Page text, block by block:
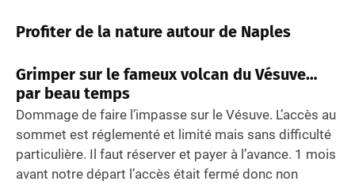
Profiter de la nature autour de Naples
Grimper sur le fameux volcan du Vésuve…
par beau temps
Dommage de faire l’impasse sur le Vésuve. L’accès au
sommet est réglementé et limité mais sans difficulté
particulière. Il faut réserver et payer à l’avance. 1 mois
avant notre départ l’accès était fermé donc non